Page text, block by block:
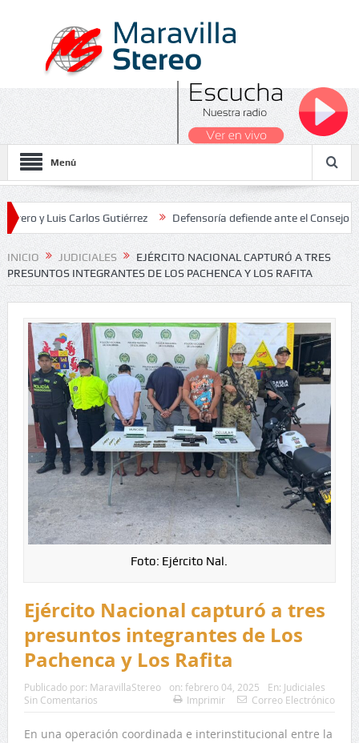
Menú
Carlos Gutiérrez Defensoría defiende ante el Consejo de
Nacionales 2026
INICIO JUDICIALES
EJÉRCITO NACIONAL CAPTURÓ A TRES
PRESUNTOS INTEGRANTES DE LOS PACHENCA Y LOS RAFITA
Foto: Ejército Nal.
Ejército Nacional capturó a tres
presuntos integrantes de Los
Pachenca y Los Rafita
Publicado por: MaravillaStereo on: febrero 04, 2025 En: Judiciales
Sin Comentarios
Imprimir Correo Electrónico
En una operación coordinada e interinstitucional entre la